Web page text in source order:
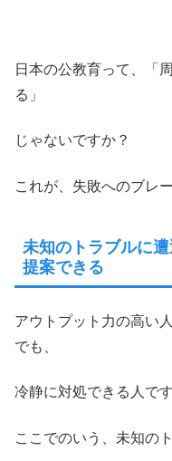
日本の公教育って、「
る」
じゃないですか？
これが、失敗へのブレ
未知のトラブルに
提案できる
アウトプット力の高い
でも、
冷静に対処できる人です
ここでのいう、未知の